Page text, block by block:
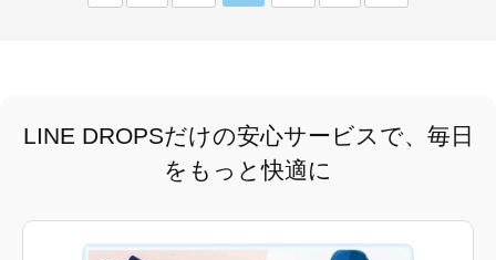
LINE DROPSだけの安心サービスで、毎日
をもっと快適に